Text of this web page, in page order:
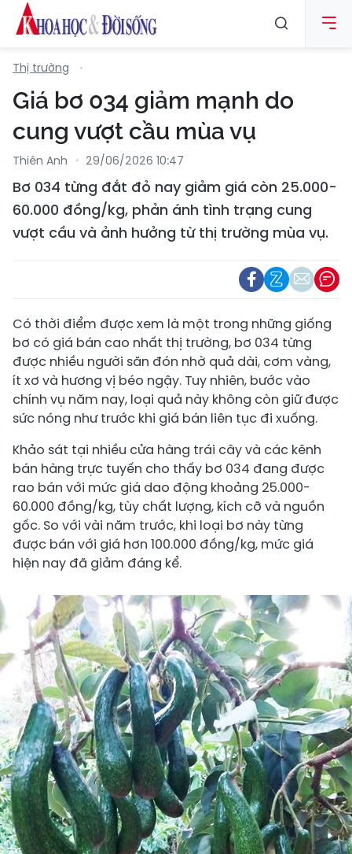
Thị trường
Giá bơ 034 giảm mạnh do
cung vượt cầu mùa vụ
Thiên Anh 29/06/2026 10:47
Bơ 034 từng đắt đỏ nay giảm giá còn 25.000-
60.000 đồng/kg, phản ánh tình trạng cung
vượt cầu và ảnh hưởng từ thị trường mùa vụ.
Có thời điểm được xem là một trong những giống
bơ có giá bán cao nhất thị trường, bơ 034 từng
được nhiều người săn đón nhờ quả dài, cơm vàng,
ít xơ và hương vị béo ngậy. Tuy nhiên, bước vào
chính vụ năm nay, loại quả này không còn giữ được
sức nóng như trước khi giá bán liên tục đi xuống.
Khảo sát tại nhiều cửa hàng trái cây và các kênh
bán hàng trực tuyến cho thấy bơ 034 đang được
rao bán với mức giá dao động khoảng 25.000-
60.000 đồng/kg, tùy chất lượng, kích cỡ và nguồn
gốc. So với vài năm trước, khi loại bơ này từng
được bán với giá hơn 100.000 đồng/kg, mức giá
hiện nay đã giảm đáng kể.